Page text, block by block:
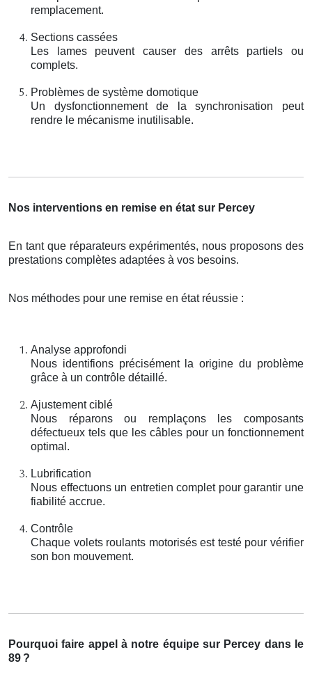
remplacement.
Sections cassées
Les lames peuvent causer des arrêts partiels ou
complets.
Problèmes de système domotique
Un dysfonctionnement de la synchronisation peut
rendre le mécanisme inutilisable.
Nos interventions en remise en état sur Percey
En tant que réparateurs expérimentés, nous proposons des
prestations complètes adaptées à vos besoins.
Nos méthodes pour une remise en état réussie :
Analyse approfondi
Nous identifions précisément la origine du problème
grâce à un contrôle détaillé.
Ajustement ciblé
Nous réparons ou remplaçons les composants
défectueux tels que les câbles pour un fonctionnement
optimal.
Lubrification
Nous effectuons un entretien complet pour garantir une
fiabilité accrue.
Contrôle
Chaque volets roulants motorisés est testé pour vérifier
son bon mouvement.
Pourquoi faire appel à notre équipe sur Percey dans le
89 ?